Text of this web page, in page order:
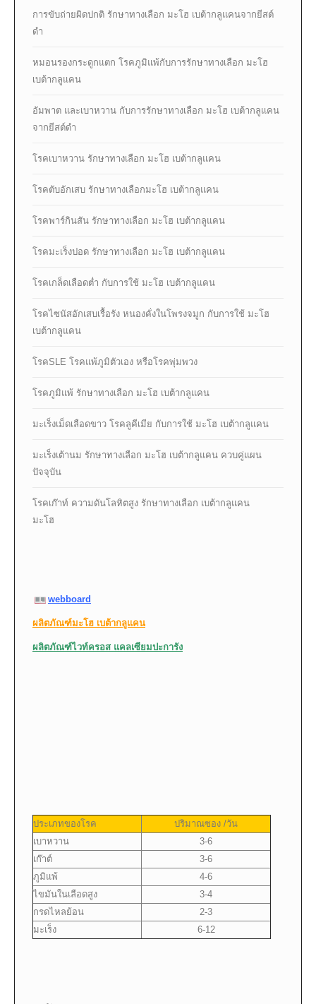
การขับถ่ายผิดปกติ รักษาทางเลือก มะโฮ เบต้ากลูแคนจากยีสต์
ดำ
หมอนรองกระดูกแตก โรคภูมิแพ้กับการรักษาทางเลือก มะโฮ
เบต้ากลูแคน
อัมพาต และเบาหวาน กับการรักษาทางเลือก มะโฮ เบต้ากลูแคน
จากยีสต์ดำ
โรคเบาหวาน รักษาทางเลือก มะโฮ เบต้ากลูแคน
โรคตับอักเสบ รักษาทางเลือกมะโฮ เบต้ากลูแคน
โรคพาร์กินสัน รักษาทางเลือก มะโฮ เบต้ากลูแคน
โรคมะเร็งปอด รักษาทางเลือก มะโฮ เบต้ากลูแคน
โรคเกล็ดเลือดต่ำ กับการใช้ มะโฮ เบต้ากลูแคน
โรคไซนัสอักเสบเรื้อรัง หนองคั่งในโพรงจมูก กับการใช้ มะโฮ
เบต้ากลูแคน
โรคSLE โรคแพ้ภูมิตัวเอง หรือโรคพุ่มพวง
โรคภูมิแพ้ รักษาทางเลือก มะโฮ เบต้ากลูแคน
มะเร็งเม็ดเลือดขาว โรคลูคีเมีย กับการใช้ มะโฮ เบต้ากลูแคน
มะเร็งเต้านม รักษาทางเลือก มะโฮ เบต้ากลูแคน ควบคู่แผน
ปัจจุบัน
โรคเก๊าท์ ความดันโลหิตสูง รักษาทางเลือก เบต้ากลูแคน
มะโฮ
webboard
ผลิตภัณฑ์มะโฮ เบต้ากลูแคน
ผลิตภัณฑ์ไวท์ครอส แคลเซียมปะการัง
ประเภทของโรค
ปริมาณซอง /วัน
เบาหวาน
3-6
เก๊าต์
3-6
ภูมิแพ้
4-6
ไขมันในเลือดสูง
3-4
กรดไหลย้อน
2-3
มะเร็ง
6-12